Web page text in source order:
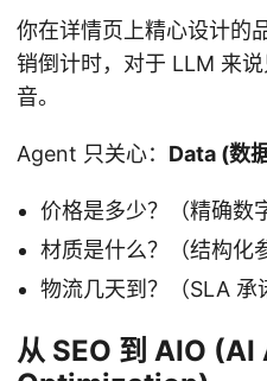
你在详情页上精心设计的
销倒计时，对于 LLM 来
音。
Agent 只关心： Data (数
价格是多少？（精确数
材质是什么？（结构化
物流几天到？（SLA 承
从 SEO 到 AIO